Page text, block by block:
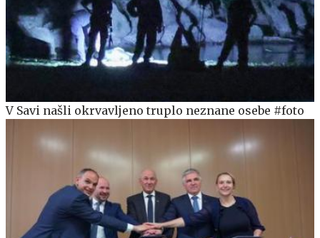
V Savi našli okrvavljeno truplo neznane osebe #foto